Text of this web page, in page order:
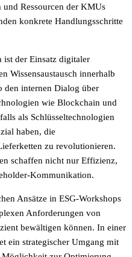
Ressourcen der KMUs
konkrete Handlungsschritte
ist der Einsatz digitaler
Wissensaustausch innerhalb
den internen Dialog über
wie Blockchain und
als Schlüsseltechnologien
haben, die
zu revolutionieren.
schaffen nicht nur Effizienz,
Kommunikation.
Ansätze in ESG-Workshops
Anforderungen von
bewältigen können. In einer
ein strategischer Umgang mit